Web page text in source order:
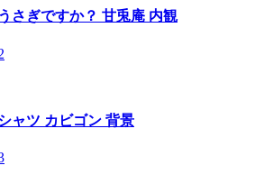
さぎですか？ 甘兎庵 内観
ャツ カビゴン 背景